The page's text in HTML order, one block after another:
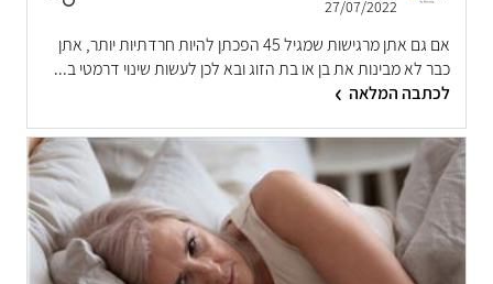
27/07/2022
אם גם אתן מרגישות שמגיל 45 הפכתן להיות חרדתיות יותר, אתן
כבר לא מבינות את בן או בת הזוג ובא לכן לעשות שינוי דרמטי ב...
לכתבה המלאה